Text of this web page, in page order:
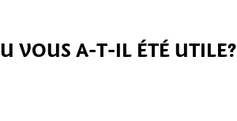
VOUS A-T-IL ÉTÉ UTILE?